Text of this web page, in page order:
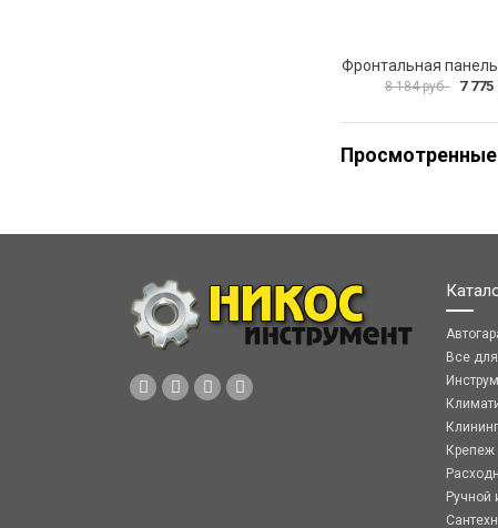
8 184 руб. 7 775
Все
Крепеж
Ручной